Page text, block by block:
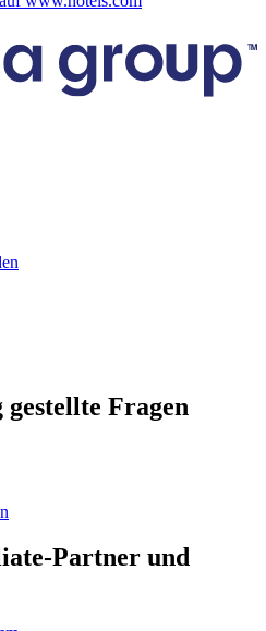
Fragen
Partner und